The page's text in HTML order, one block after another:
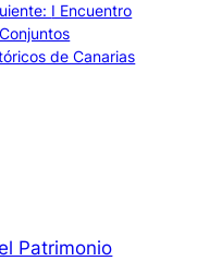
I Encuentro
de Canarias
Patrimonio